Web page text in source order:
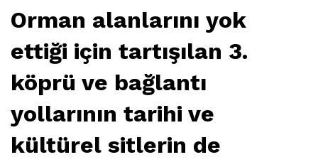
Orman alanlarını yok
ettiği için tartışılan 3.
köprü ve bağlantı
yollarının tarihi ve
kültürel sitlerin de